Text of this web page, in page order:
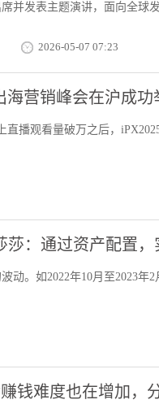
并发表主题演讲，面向全球
2026-05-07 07:23
海营销峰会在沪成功
播观看量破万之后，
：通过资产配置
动。如2022年10月至2023年
钱难度也在增加，